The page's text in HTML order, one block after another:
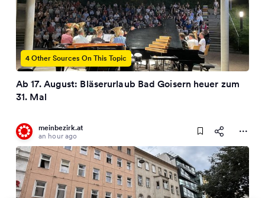
4 Other Sources On This Topic
Ab 17. August: Bläserurlaub Bad Goisern heuer zum
31. Mal
meinbezirk.at
an hour ago